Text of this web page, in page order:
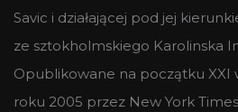
Savic i działającej pod jej
ze sztokholmskiego Karolinska
Opublikowane na początku XXI
roku 2005 przez New York